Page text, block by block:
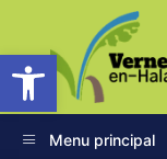
Ouvrir la barre d’outils
Menu principal